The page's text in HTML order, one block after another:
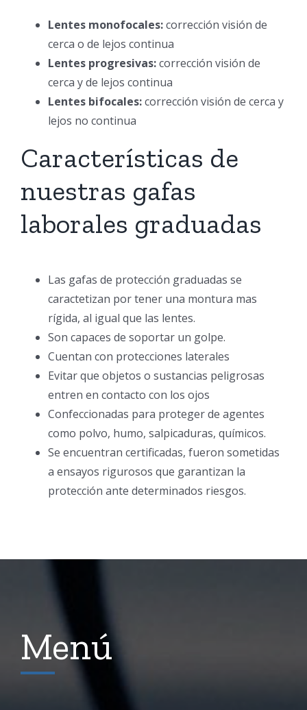
Lentes monofocales:corrección visión de
cerca o de lejos continua
Lentes progresivas:corrección visión de
cerca y de lejos continua
Lentes bifocales:corrección visión de cerca y
lejos no continua
Características de
nuestras gafas
laborales graduadas
Las gafas de protección graduadas se
caractetizan por tener una montura mas
rígida, al igual que las lentes.
Son capaces de soportar un golpe.
Cuentan con protecciones laterales
Evitar que objetos o sustancias peligrosas
entren en contacto con los ojos
Confeccionadas para proteger de agentes
como polvo, humo, salpicaduras, químicos.
Se encuentran certificadas, fueron sometidas
a ensayos rigurosos que garantizan la
protección ante determinados riesgos.
Menú